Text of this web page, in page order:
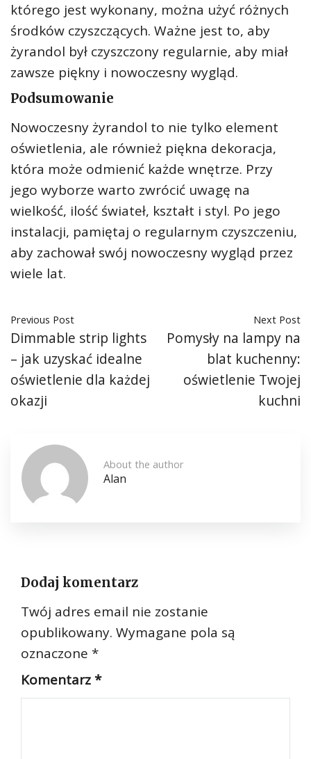
którego jest wykonany, można użyć różnych
środków czyszczących. Ważne jest to, aby
żyrandol był czyszczony regularnie, aby miał
zawsze piękny i nowoczesny wygląd.
Podsumowanie
Nowoczesny żyrandol to nie tylko element
oświetlenia, ale również piękna dekoracja,
która może odmienić każde wnętrze. Przy
jego wyborze warto zwrócić uwagę na
wielkość, ilość świateł, kształt i styl. Po jego
instalacji, pamiętaj o regularnym czyszczeniu,
aby zachował swój nowoczesny wygląd przez
wiele lat.
Previous Post
Dimmable strip lights
– jak uzyskać idealne
oświetlenie dla każdej
okazji
Next Post
Pomysły na lampy na
blat kuchenny:
oświetlenie Twojej
kuchni
About the author
Alan
Dodaj komentarz
Twój adres email nie zostanie
opublikowany. Wymagane pola są
oznaczone *
Komentarz*